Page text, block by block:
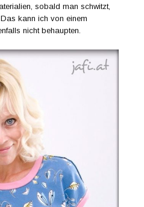
sobald man schwitzt,
kann ich von einem
nicht behaupten.